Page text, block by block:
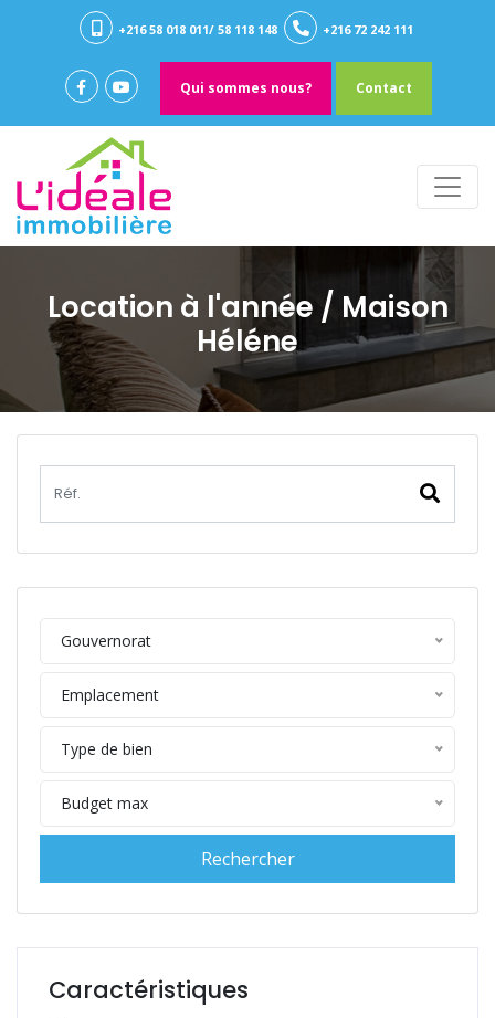
+216 58 018 011/ 58 118 148 +216 72 242 111
Qui sommes nous? Contact
Location à l'année / Maison
Héléne
Gouvernorat
Emplacement
Type de bien
Budget max
Caractéristiques